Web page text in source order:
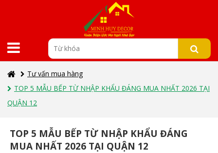
Tư vấn mua hàng
TOP 5 MẪU BẾP TỪ NHẬP KHẨU ĐÁNG MUA NHẤT 2026 TẠI
QUẬN 12
TOP 5 MẪU BẾP TỪ NHẬP KHẨU ĐÁNG
MUA NHẤT 2026 TẠI QUẬN 12